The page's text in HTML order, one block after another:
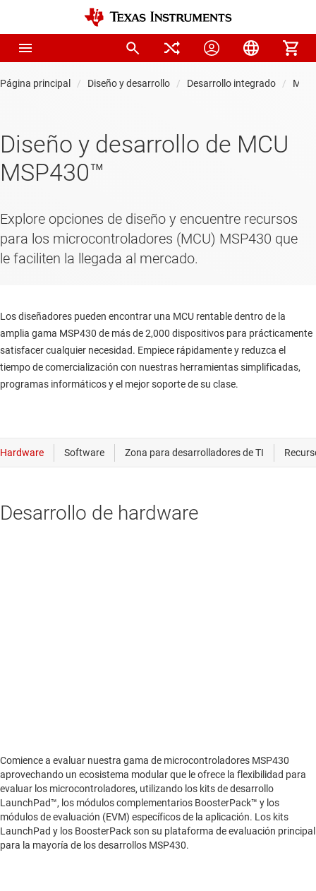
Página principal Diseño y desarrollo Desarrollo integrado
Diseño y desarrollo de MCU
MSP430™
Explore opciones de diseño y encuentre recursos
para los microcontroladores (MCU) MSP430 que
le faciliten la llegada al mercado.
Los diseñadores pueden encontrar una MCU rentable dentro de la
amplia gama MSP430 de más de 2,000 dispositivos para prácticamente
satisfacer cualquier necesidad. Empiece rápidamente y reduzca el
tiempo de comercialización con nuestras herramientas simplificadas,
programas informáticos y el mejor soporte de su clase.
Desarrollo de hardware
Comience a evaluar nuestra gama de microcontroladores MSP430
aprovechando un ecosistema modular que le ofrece la flexibilidad para
evaluar los microcontroladores, utilizando los kits de desarrollo
LaunchPad™, los módulos complementarios BoosterPack™ y los
módulos de evaluación (EVM) específicos de la aplicación. Los kits
LaunchPad y los BoosterPack son su plataforma de evaluación principal
para la mayoría de los desarrollos MSP430.